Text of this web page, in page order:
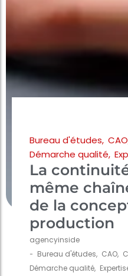
Bureau d'études, CAO
Démarche qualité,
La
même
de la
production
agencyinside
- Bureau d'études, CAO,
Démarche qualité,